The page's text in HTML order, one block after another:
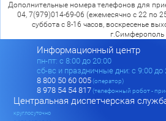
Дополнительные номера телефонов для
04, 7(979)014-69-06 (ежемесячно с 22 по
суббота с 8-16 часов, воскресенье
г.Симферополь
Информационный центр
пн-пт: c 8:00 до 20:00
сб-вс и праздничные дни: с 9:00 до
8 800 50 60 005(оператор)
8 978 54 54 817(телефонный робот -
Центральная диспетчерская
круглосуточно